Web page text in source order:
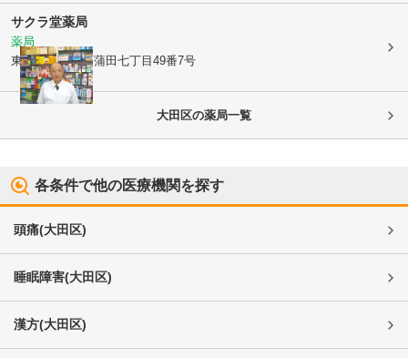
サクラ堂薬局
薬局
東京都大田区西蒲田七丁目49番7号
大田区の薬局一覧
各条件で他の医療機関を探す
頭痛(大田区)
睡眠障害(大田区)
漢方(大田区)